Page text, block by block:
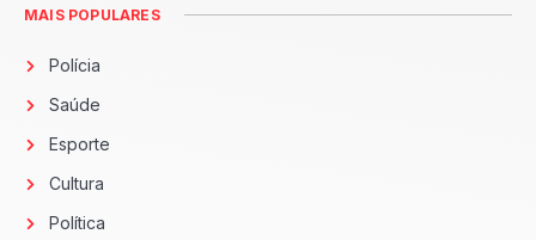
MAIS POPULARES
Polícia
Saúde
Esporte
Cultura
Política